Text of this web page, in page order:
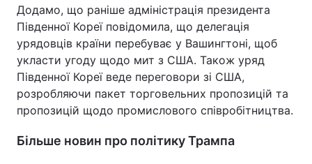
Додамо, що раніше адміністрація президента
Південної Кореї повідомила, що делегація
урядовців країни перебуває у Вашингтоні, щоб
укласти угоду щодо мит з США. Також уряд
Південної Кореї веде переговори зі США,
розробляючи пакет торговельних пропозицій та
пропозицій щодо промислового співробітництва.
Більше новин про політику Трампа